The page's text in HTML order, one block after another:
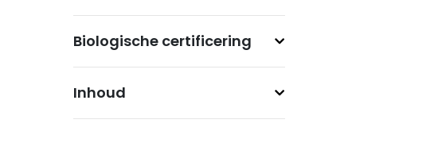
Biologische certificering
Inhoud